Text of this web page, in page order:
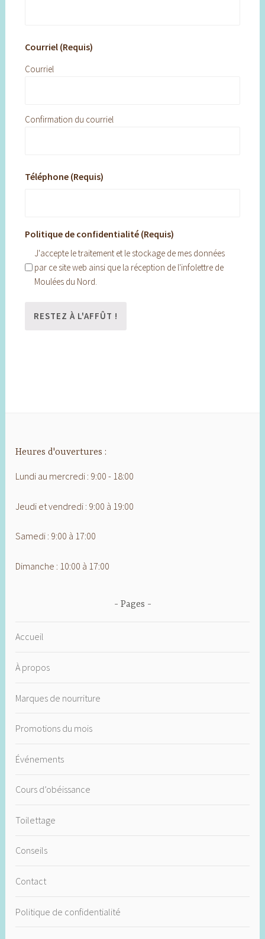
Courriel (Requis)
Courriel
Confirmation du courriel
Téléphone (Requis)
Politique de confidentialité (Requis)
J'accepte le traitement et le stockage de mes données
par ce site web ainsi que la réception de l'infolettre de
Moulées du Nord.
Heures d'ouvertures :
Lundi au mercredi : 9:00 - 18:00
Jeudi et vendredi : 9:00 à 19:00
Samedi : 9:00 à 17:00
Dimanche : 10:00 à 17:00
Pages
Accueil
À propos
Marques de nourriture
Promotions du mois
Événements
Cours d’obéissance
Toilettage
Conseils
Contact
Politique de confidentialité